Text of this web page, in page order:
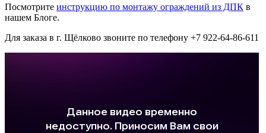
Посмотрите инструкцию по монтажу ограждений из ДПК в
нашем Блоге.
Для заказа в г. Щёлково звоните по телефону +7 922-64-86-611